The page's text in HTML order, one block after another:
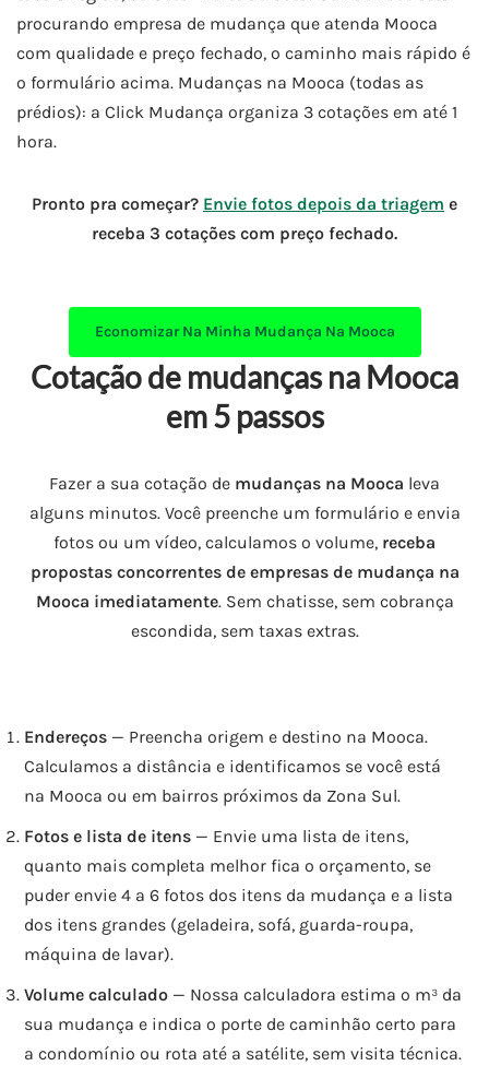
procurando empresa de mudança que atenda Mooca
com qualidade e preço fechado, o caminho mais rápido é
o formulário acima. Mudanças na Mooca (todas as
prédios): a Click Mudança organiza 3 cotações em até 1
hora.
Pronto pra começar? Envie fotos depois da triagem e
receba 3 cotações com preço fechado.
Economizar Na Minha Mudança Na Mooca
Cotação de mudanças na Mooca
em 5 passos
Fazer a sua cotação de mudanças na Mooca leva
alguns minutos. Você preenche um formulário e envia
fotos ou um vídeo, calculamos o volume, receba
propostas concorrentes de empresas de mudança na
Mooca imediatamente. Sem chatisse, sem cobrança
escondida, sem taxas extras.
Endereços — Preencha origem e destino na Mooca.
Calculamos a distância e identificamos se você está
na Mooca ou em bairros próximos da Zona Sul.
Fotos e lista de itens — Envie uma lista de itens,
quanto mais completa melhor fica o orçamento, se
puder envie 4 a 6 fotos dos itens da mudança e a lista
dos itens grandes (geladeira, sofá, guarda-roupa,
máquina de lavar).
Volume calculado — Nossa calculadora estima o m³ da
sua mudança e indica o porte de caminhão certo para
a condomínio ou rota até a satélite, sem visita técnica.